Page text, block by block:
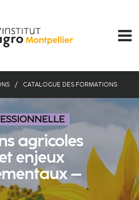
CATALOGUE DES FORMATIONS
agricoles
enjeux
–